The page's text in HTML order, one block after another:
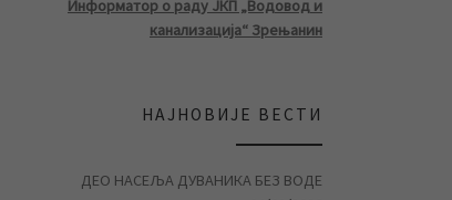
Информатор о раду ЈКП „Водовод и
канализација“ Зрењанин
НАЈНОВИЈЕ ВЕСТИ
ДЕО НАСЕЉА ДУВАНИКА БЕЗ ВОДЕ